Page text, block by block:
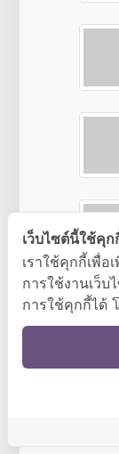
เว็บไซต์นี้ใช้คุก
เราใช้คุกกี้เพื่
การใช้งานเว็
การใช้คุกกี้ได้